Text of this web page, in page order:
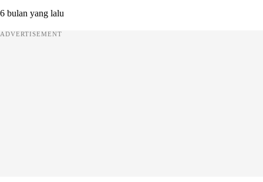
6 bulan yang lalu
ADVERTISEMENT